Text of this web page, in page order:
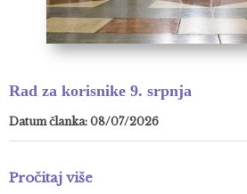
Rad za korisnike 9. srpnja
Datum članka: 08/07/2026
Pročitaj više